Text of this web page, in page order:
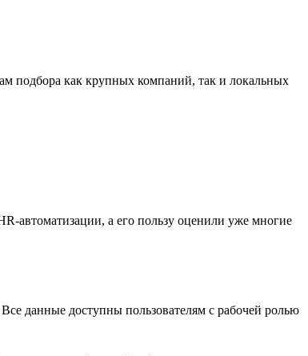
подбора как крупных компаний, так и локальных
автоматизации, а его пользу оценили уже многие
данные доступны пользователям с рабочей ролью